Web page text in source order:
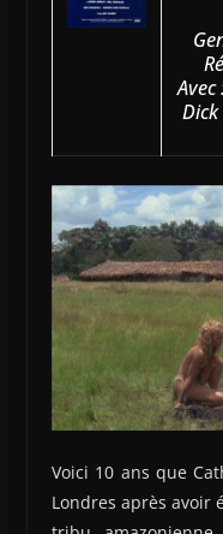
Voici 10 ans que
Londres après avoir